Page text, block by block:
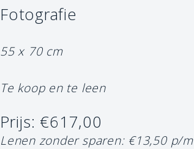
Fotografie
55 x 70 cm
Te koop en te leen
Prijs: €617,00
Lenen zonder sparen: €13,50 p/m